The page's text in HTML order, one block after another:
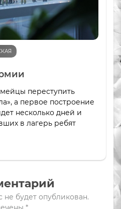
переступить
а первое построение
несколько дней и
в лагерь ребят
будет опубликован.